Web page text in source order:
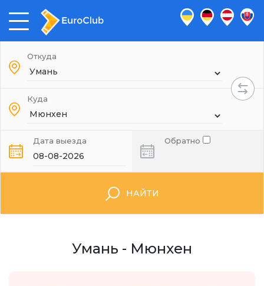
Откуда
Куда
Дата выезда Обратно
НАЙТИ
Умань - Мюнхен